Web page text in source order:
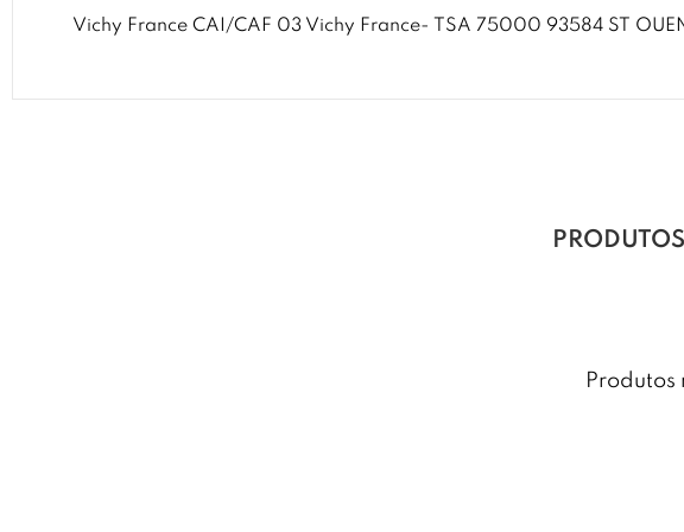
Vichy France CAI/CAF 03 Vichy France- TSA 75000 93584 ST
Produtos